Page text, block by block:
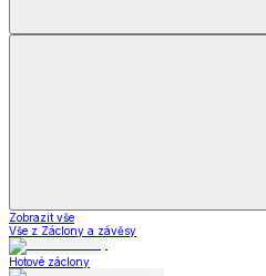
Zobrazit vše
Vše z Záclony a závěsy
Hotové záclony